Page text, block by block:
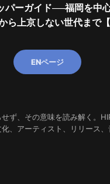
パーガイド──福岡を中
ら上京しない世代まで
ENページ
ず、その意味を読み解く。
、アーティスト、リリース